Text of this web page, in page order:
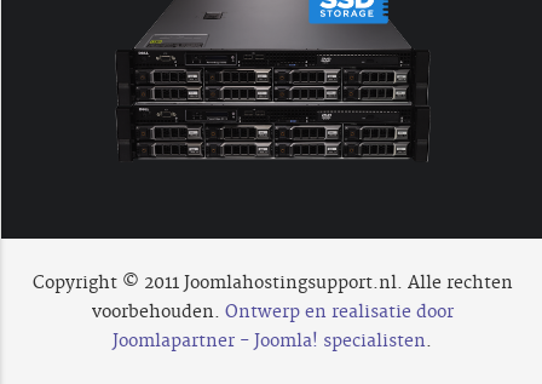
Copyright © 2011 Joomlahostingsupport.nl. Alle rechten
voorbehouden. Ontwerp en realisatie door
Joomlapartner - Joomla! specialisten.